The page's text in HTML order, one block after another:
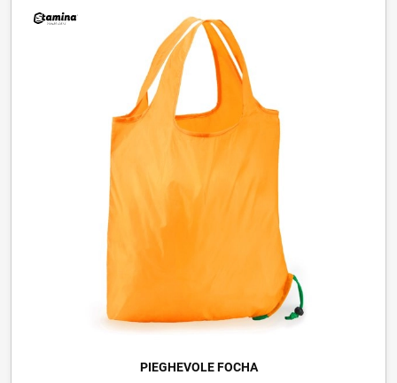
PIEGHEVOLE FOCHA